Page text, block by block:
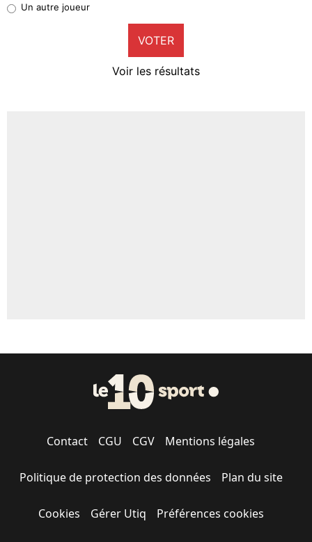
9%
Un autre joueur
VOTER
Voir les résultats
Contact CGU CGV Mentions légales
Politique de protection des données Plan du site
Cookies Gérer Utiq Préférences cookies